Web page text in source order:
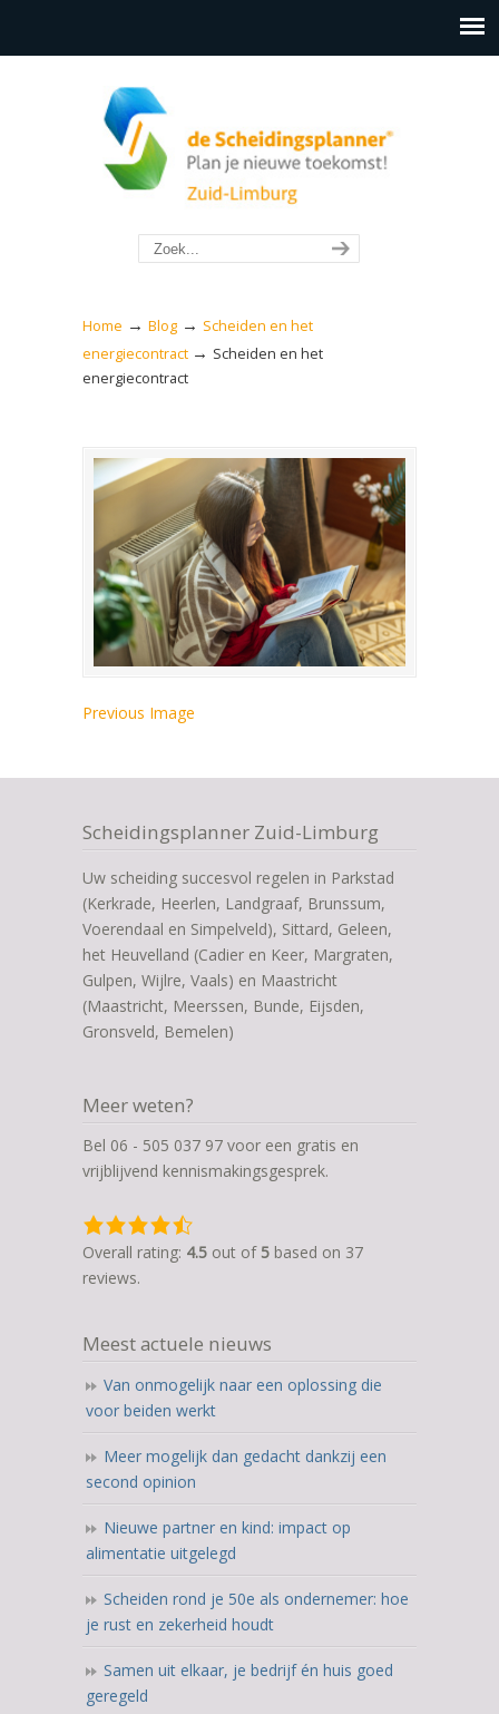
Home → Blog → Scheiden en het
energiecontract → Scheiden en het
energiecontract
Previous Image
Scheidingsplanner Zuid-Limburg
Uw scheiding succesvol regelen in Parkstad
(Kerkrade, Heerlen, Landgraaf, Brunssum,
Voerendaal en Simpelveld), Sittard, Geleen,
het Heuvelland (Cadier en Keer, Margraten,
Gulpen, Wijlre, Vaals) en Maastricht
(Maastricht, Meerssen, Bunde, Eijsden,
Gronsveld, Bemelen)
Meer weten?
Bel 06 - 505 037 97 voor een gratis en
vrijblijvend kennismakingsgesprek.
4,5
rating
based
ratings
Overall rating: 4.5 out of 5 based on 37
reviews.
Meest actuele nieuws
Van onmogelijk naar een oplossing die
voor beiden werkt
Meer mogelijk dan gedacht dankzij een
second opinion
Nieuwe partner en kind: impact op
alimentatie uitgelegd
Scheiden rond je 50e als ondernemer: hoe
je rust en zekerheid houdt
Samen uit elkaar, je bedrijf én huis goed
geregeld